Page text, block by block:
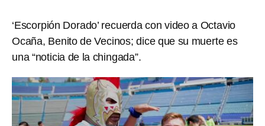
‘Escorpión Dorado’ recuerda con video a Octavio
Ocaña, Benito de Vecinos; dice que su muerte es
una “noticia de la chingada”.